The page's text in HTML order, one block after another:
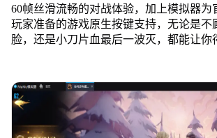
60帧丝滑流畅的对战体验，加上模拟器为
玩家准备的游戏原生按键支持，无论是不
脸，还是小刀片血最后一波灭，都能让你